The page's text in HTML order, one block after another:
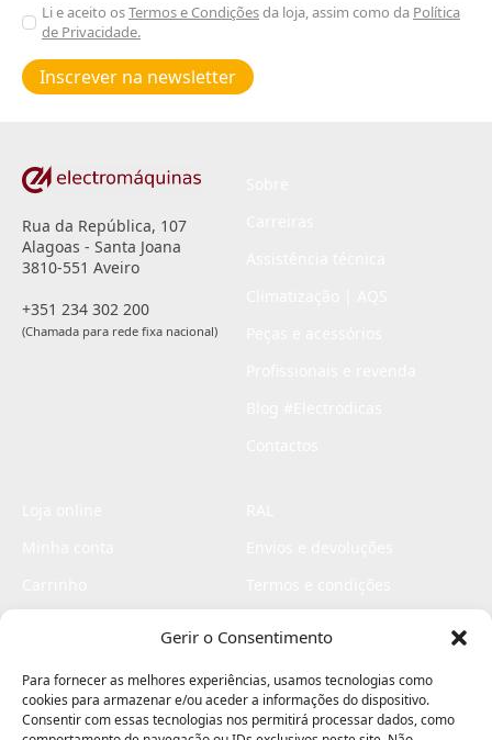
Gerir o Consentimento
Para fornecer as melhores experiências, usamos tecnologias como
cookies para armazenar e/ou aceder a informações do dispositivo.
Consentir com essas tecnologias nos permitirá processar dados, como
Aceitar
Poiticas
de
privacidade
Li e aceito osTermos e Condiçõesda loja, assim como da Política
de Privacidade.
Inscrever na newsletter
Rua da República, 107
Alagoas - Santa Joana
3810-551 Aveiro
+351 234 302 200
(Chamada para rede fixa nacional)
Livro de elogios